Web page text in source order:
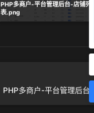
PHP多商户-平台管理后台-店铺列
表.png
PHP多商户-平台管理后台